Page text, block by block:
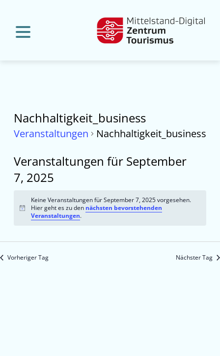
Nachhaltigkeit_business
Veranstaltungen Nachhaltigkeit_business
Veranstaltungen für September
7, 2025
Hinweis
Keine Veranstaltungen für September 7, 2025 vorgesehen.
Hier geht es zu den nächsten bevorstehenden
Veranstaltungen.
Vorheriger Tag Nächster Tag